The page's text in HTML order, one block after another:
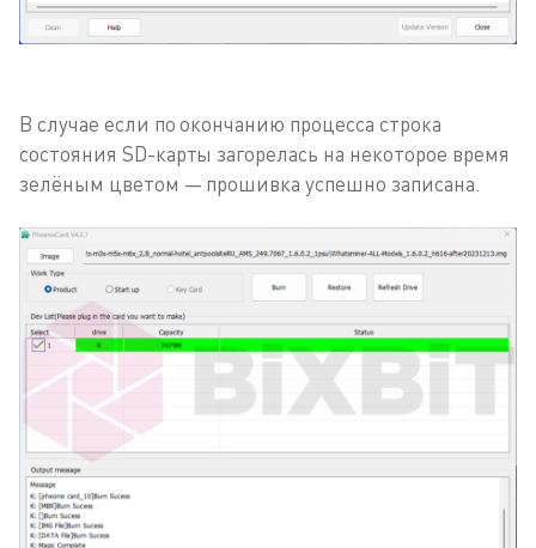
В случае если по окончанию процесса строка
состояния SD-карты загорелась на некоторое время
зелёным цветом — прошивка успешно записана.